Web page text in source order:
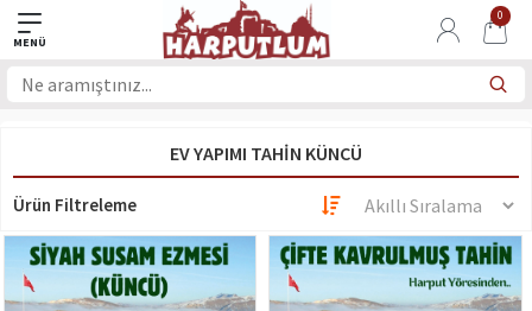
0
EV YAPIMI TAHIN KÜNCÜ
Ürün Filtreleme